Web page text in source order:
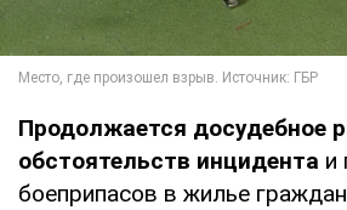
Продолжается досудебное
обстоятельств инцидента и
боеприпасов в жилье